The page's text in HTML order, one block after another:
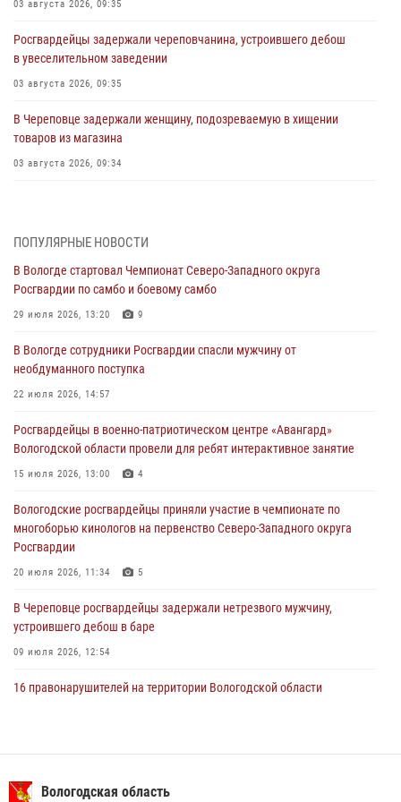
03 августа 2026, 09:35
Росгвардейцы задержали череповчанина, устроившего дебош
в увеселительном заведении
03 августа 2026, 09:35
В Череповце задержали женщину, подозреваемую в хищении
товаров из магазина
03 августа 2026, 09:34
самбо
ЗА МИНУВШУЮ НЕДЕЛЮ СОТРУДНИКАМИ ВНЕВЕДОМСТВЕННОЙ
ОХРАНЫ РОСГВАРДИИ В ВОЛОГОДСКОЙ ОБЛАСТИ ЗАДЕРЖАНО 23
02 августа 2026, 10:37
Росгвардейцы в г. Соколе задержали несовершеннолетнего
31 июля 2026, 06:43
В Вологде стартовал Чемпионат Северо-Западного округа
29 июля 2026, 13:20
ПОПУЛЯРНЫЕ НОВОСТИ
В Вологде стартовал Чемпионат Северо-Западного округа
Росгвардии по самбо и боевому самбо
29 июля 2026, 13:20 9
В Вологде сотрудники Росгвардии спасли мужчину от
необдуманного поступка
22 июля 2026, 14:57
Росгвардейцы в военно-патриотическом центре «Авангард»
Вологодской области провели для ребят интерактивное занятие
15 июля 2026, 13:00 4
Вологодские росгвардейцы приняли участие в чемпионате по
многоборью кинологов на первенство Северо-Западного округа
Росгвардии
20 июля 2026, 11:34 5
В Череповце росгвардейцы задержали нетрезвого мужчину,
устроившего дебош в баре
09 июля 2026, 12:54
16 правонарушителей на территории Вологодской области
В Великом Устюге росгвардейцы задержали мужчин, устроивших
Вологодская область